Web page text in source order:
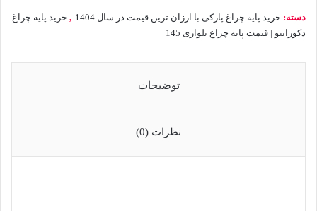
دسته: خرید پایه چراغ پارکی با ارزان ترین قیمت در سال 1404 , خرید پایه چراغ
دکوراتیو | قیمت پایه چراغ بلواری 145
توضیحات
نظرات (0)